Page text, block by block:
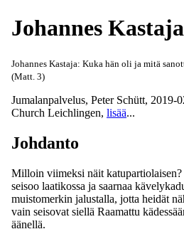
Johannes Kastaja
Johannes Kastaja: Kuka hän oli ja mitä
(Matt. 3)
Jumalanpalvelus, Peter Schütt, 2019-
Church Leichlingen, lisää...
Johdanto
Milloin viimeksi näit
seisoo laatikossa ja saarnaa
muistomerkin jalustalla, jotta heidät
vain seisovat siellä Raamattu
äänellä.